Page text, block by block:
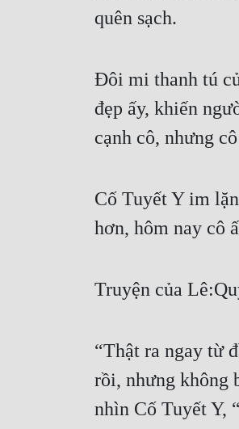
quên sạch.
Đôi mi thanh tú
đẹp ấy, khiến
cạnh cô, nhưng
Cố Tuyết Y im
hơn, hôm nay cô
Truyện của
“Thật ra ngay từ
rồi, nhưng không
nhìn Cố Tuyết Y,